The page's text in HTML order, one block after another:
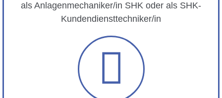
als Anlagenmechaniker/in SHK oder als SHK-
Kundendiensttechniker/in